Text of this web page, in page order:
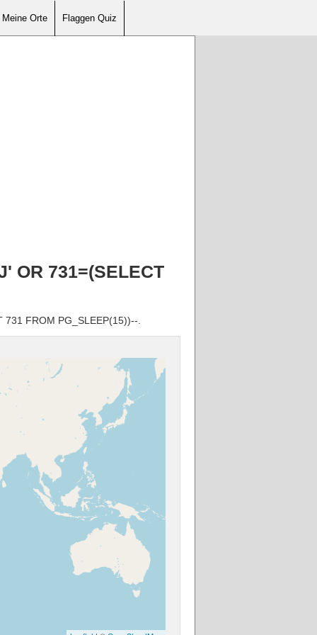
Meine Orte Flaggen Quiz
OR 731=(SELECT
FROM PG_SLEEP(15))--.